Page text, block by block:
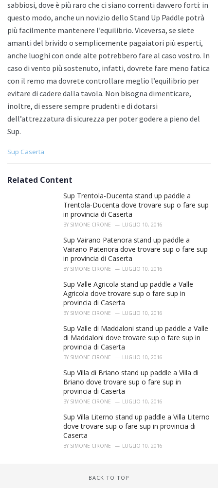
sabbiosi, dove è più raro che ci siano correnti davvero forti: in
questo modo, anche un novizio dello Stand Up Paddle potrà
più facilmente mantenere l’equilibrio. Viceversa, se siete
amanti del brivido o semplicemente pagaiatori più esperti,
anche luoghi con onde alte potrebbero fare al caso vostro. In
caso di vento più sostenuto, infatti, dovrete fare meno fatica
con il remo ma dovrete controllare meglio l’equilibrio per
evitare di cadere dalla tavola. Non bisogna dimenticare,
inoltre, di essere sempre prudenti e di dotarsi
dell’attrezzatura di sicurezza per poter godere a pieno del
Sup.
C
e
Sup Caserta
Related Content
Sup Trentola-Ducenta stand up paddle a
Trentola-Ducenta dove trovare sup o fare sup
in provincia di Caserta
BY SIMONE CIRONE LUGLIO 10, 2016
Sup Vairano Patenora stand up paddle a
Vairano Patenora dove trovare sup o fare sup
in provincia di Caserta
BY SIMONE CIRONE LUGLIO 10, 2016
Sup Valle Agricola stand up paddle a Valle
Agricola dove trovare sup o fare sup in
provincia di Caserta
BY SIMONE CIRONE LUGLIO 10, 2016
Sup Valle di Maddaloni stand up paddle a Valle
di Maddaloni dove trovare sup o fare sup in
provincia di Caserta
BY SIMONE CIRONE LUGLIO 10, 2016
Sup Villa di Briano stand up paddle a Villa di
Briano dove trovare sup o fare sup in
provincia di Caserta
BY SIMONE CIRONE LUGLIO 10, 2016
Sup Villa Literno stand up paddle a Villa Literno
dove trovare sup o fare sup in provincia di
Caserta
BY SIMONE CIRONE LUGLIO 10, 2016
BACK TO TOP